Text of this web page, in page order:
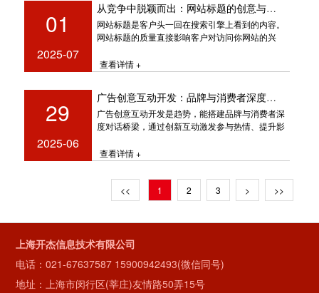
01
2025-07
从竞争中脱颖而出：网站标题的创意与实用
网站标题是客户头一回在搜索引擎上看到的内容。
网站标题的质量直接影响客户对访问你网站的兴
查看详情 +
29
2025-06
广告创意互动开发：品牌与消费者深度对话的新引擎
广告创意互动开发是趋势，能搭建品牌与消费者深
度对话桥梁，通过创新互动激发参与热情、提升影
查看详情 +
<< 1 2 3 > >>
上海开杰信息技术有限公司
电话：021-67637587 15900942493(微信同号)
地址：上海市闵行区(莘庄)友情路50弄15号